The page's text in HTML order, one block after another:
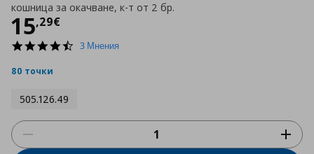
кошница за окачване, к-т от 2 бр.
15,29€
Цена
4.7
3 Мнения
80 точки
505.126.49